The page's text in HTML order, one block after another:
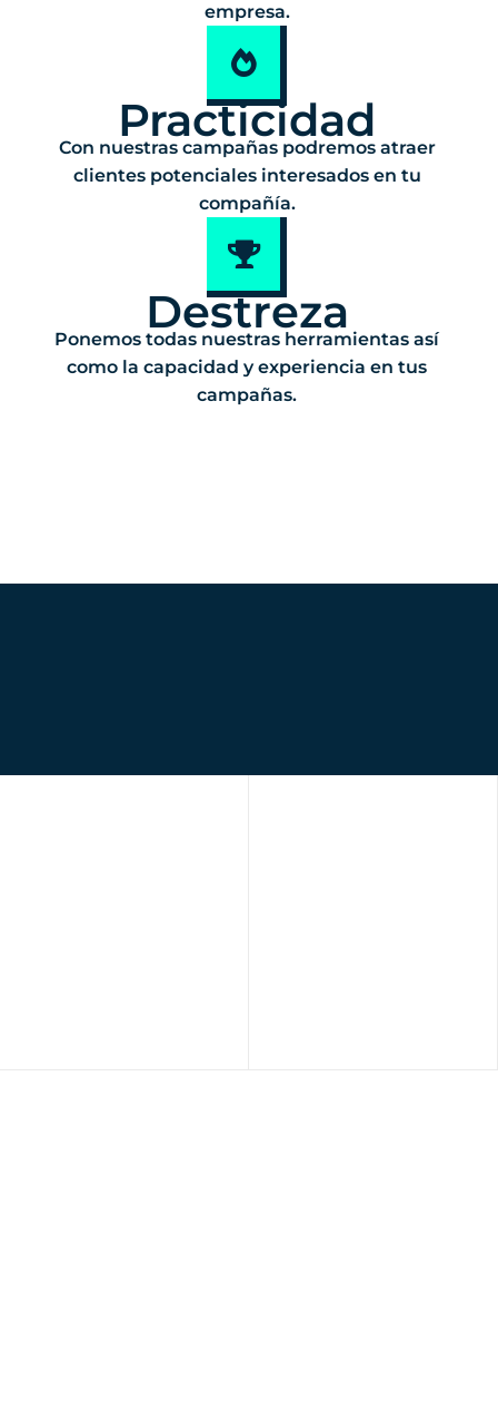
empresa.
Practicidad
Con nuestras campañas podremos atraer
clientes potenciales interesados en tu
compañía.
Destreza
Ponemos todas nuestras herramientas así
como la capacidad y experiencia en tus
campañas.